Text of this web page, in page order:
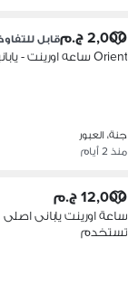
2,000 ج.م قابل
Orient ساعه اورينت - يابانية
جنة، العبور
منذ 2 أيام
12,000 ج.م
ساعة اورينت يابانى
تستخدم